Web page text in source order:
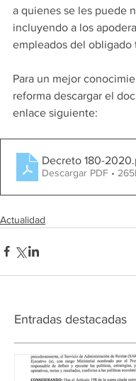
a quienes se les puede
incluyendo a los
empleados del obligado
Para un mejor
reforma descargar el
enlace siguiente:
Decreto 180-2020
Descargar PDF •
Actualidad
Entradas destacadas